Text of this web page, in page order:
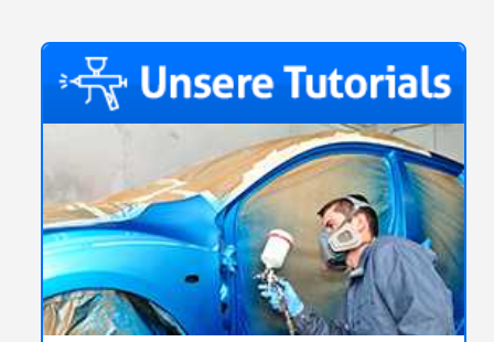
Sammeln Sie mit jeder
Rücksendung von
Rabatt von 5€ auf
10€ Einkaufsgutschein